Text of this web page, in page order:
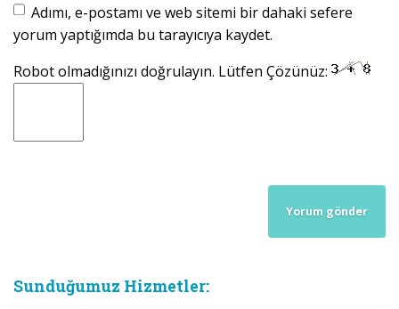
Adımı, e-postamı ve web sitemi bir dahaki sefere
yorum yaptığımda bu tarayıcıya kaydet.
Robot olmadığınızı doğrulayın. Lütfen Çözünüz:
Sunduğumuz Hizmetler: